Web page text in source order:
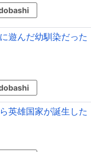
遊んだ幼馴染だった
英雄国家が誕生した